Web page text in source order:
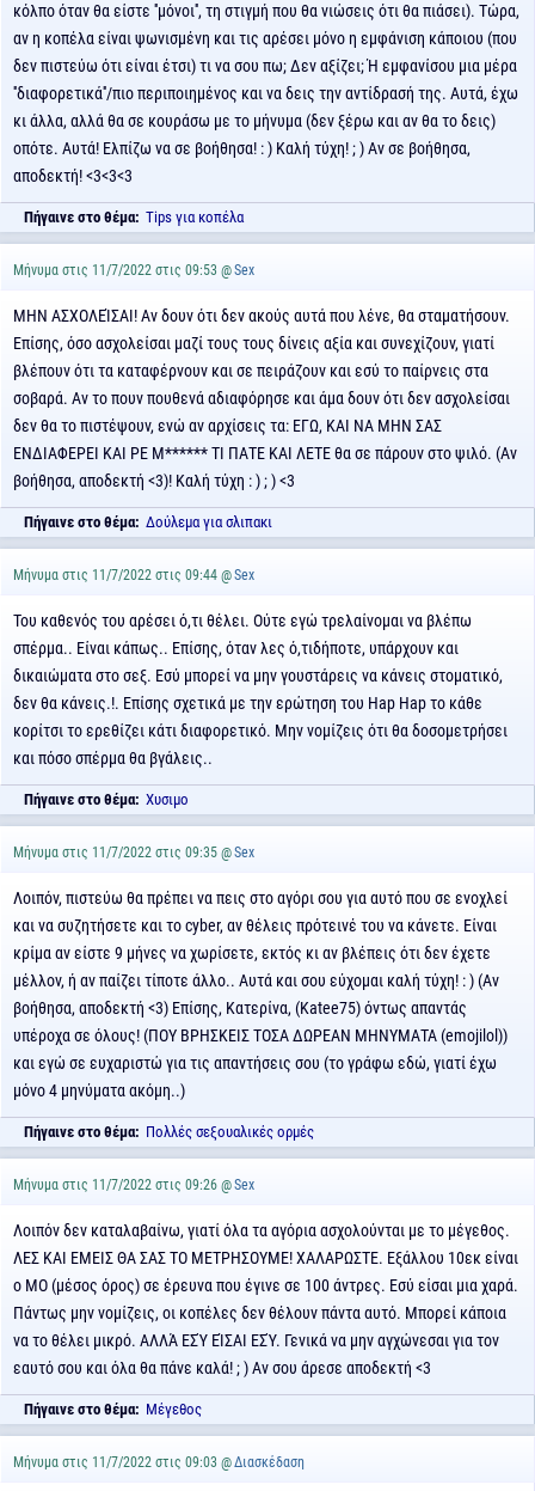
κόλπο όταν θα είστε ''μόνοι'', τη στιγμή που θα νιώσεις ότι θα πιάσει). Τώρα,
αν η κοπέλα είναι ψωνισμένη και τις αρέσει μόνο η εμφάνιση κάποιου (που
δεν πιστεύω ότι είναι έτσι) τι να σου πω; Δεν αξίζει; Ή εμφανίσου μια μέρα
''διαφορετικά''/πιο περιποιημένος και να δεις την αντίδρασή της. Αυτά, έχω
κι άλλα, αλλά θα σε κουράσω με το μήνυμα (δεν ξέρω και αν θα το δεις)
οπότε. Αυτά! Ελπίζω να σε βοήθησα! : ) Καλή τύχη! ; ) Αν σε βοήθησα,
αποδεκτή! <3<3<3
Πήγαινε στο θέμα: Tips για κοπέλα
Μήνυμα στις 11/7/2022 στις 09:53 @Sex
ΜΗΝ ΑΣΧΟΛΕΊΣΑΙ! Αν δουν ότι δεν ακούς αυτά που λένε, θα σταματήσουν.
Επίσης, όσο ασχολείσαι μαζί τους τους δίνεις αξία και συνεχίζουν, γιατί
βλέπουν ότι τα καταφέρνουν και σε πειράζουν και εσύ το παίρνεις στα
σοβαρά. Αν το πουν πουθενά αδιαφόρησε και άμα δουν ότι δεν ασχολείσαι
δεν θα το πιστέψουν, ενώ αν αρχίσεις τα: ΕΓΩ, ΚΑΙ ΝΑ ΜΗΝ ΣΑΣ
ΕΝΔΙΑΦΕΡΕΙ ΚΑΙ ΡΕ Μ****** ΤΙ ΠΑΤΕ ΚΑΙ ΛΕΤΕ θα σε πάρουν στο ψιλό. (Αν
βοήθησα, αποδεκτή <3)! Καλή τύχη : ) ; ) <3
Πήγαινε στο θέμα: Δούλεμα για σλιπακι
Μήνυμα στις 11/7/2022 στις 09:44 @Sex
Του καθενός του αρέσει ό,τι θέλει. Ούτε εγώ τρελαίνομαι να βλέπω
σπέρμα.. Είναι κάπως.. Επίσης, όταν λες ό,τιδήποτε, υπάρχουν και
δικαιώματα στο σεξ. Εσύ μπορεί να μην γουστάρεις να κάνεις στοματικό,
δεν θα κάνεις.!. Επίσης σχετικά με την ερώτηση του Hap Hap το κάθε
κορίτσι το ερεθίζει κάτι διαφορετικό. Μην νομίζεις ότι θα δοσομετρήσει
και πόσο σπέρμα θα βγάλεις..
Πήγαινε στο θέμα: Χυσιμο
Μήνυμα στις 11/7/2022 στις 09:35 @Sex
Λοιπόν, πιστεύω θα πρέπει να πεις στο αγόρι σου για αυτό που σε ενοχλεί
και να συζητήσετε και το cyber, αν θέλεις πρότεινέ του να κάνετε. Είναι
κρίμα αν είστε 9 μήνες να χωρίσετε, εκτός κι αν βλέπεις ότι δεν έχετε
μέλλον, ή αν παίζει τίποτε άλλο.. Αυτά και σου εύχομαι καλή τύχη! : ) (Αν
βοήθησα, αποδεκτή <3) Επίσης, Κατερίνα, (Katee75) όντως απαντάς
υπέροχα σε όλους! (ΠΟΥ ΒΡΗΣΚΕΙΣ ΤΟΣΑ ΔΩΡΕΑΝ ΜΗΝΥΜΑΤΑ (emojilol))
και εγώ σε ευχαριστώ για τις απαντήσεις σου (το γράφω εδώ, γιατί έχω
μόνο 4 μηνύματα ακόμη..)
Πήγαινε στο θέμα: Πολλές σεξουαλικές ορμές
Μήνυμα στις 11/7/2022 στις 09:26 @Sex
Λοιπόν δεν καταλαβαίνω, γιατί όλα τα αγόρια ασχολούνται με το μέγεθος.
ΛΕΣ ΚΑΙ ΕΜΕΙΣ ΘΑ ΣΑΣ ΤΟ ΜΕΤΡΗΣΟΥΜΕ! ΧΑΛΑΡΩΣΤΕ. Εξάλλου 10εκ είναι
ο ΜΟ (μέσος όρος) σε έρευνα που έγινε σε 100 άντρες. Εσύ είσαι μια χαρά.
Πάντως μην νομίζεις, οι κοπέλες δεν θέλουν πάντα αυτό. Μπορεί κάποια
να το θέλει μικρό. ΑΛΛΆ ΕΣΎ ΕΊΣΑΙ ΕΣΎ. Γενικά να μην αγχώνεσαι για τον
εαυτό σου και όλα θα πάνε καλά! ; ) Αν σου άρεσε αποδεκτή <3
Πήγαινε στο θέμα: Μέγεθος
Μήνυμα στις 11/7/2022 στις 09:03 @Διασκέδαση